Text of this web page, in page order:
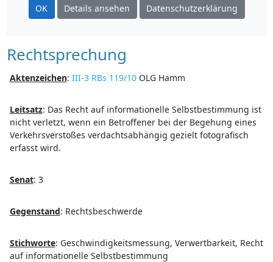
OK Details ansehen Datenschutzerklärung
Rechtsprechung
Aktenzeichen: III-3 RBs 119/10OLG Hamm
Leitsatz: Das Recht auf informationelle Selbstbestimmung ist
nicht verletzt, wenn ein Betroffener bei der Begehung eines
Verkehrsverstoßes verdachtsabhängig gezielt fotografisch
erfasst wird.
Senat: 3
Gegenstand: Rechtsbeschwerde
Stichworte: Geschwindigkeitsmessung, Verwertbarkeit, Recht
auf informationelle Selbstbestimmung